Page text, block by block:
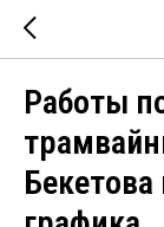
Работы